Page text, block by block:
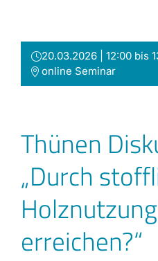
springen
20.03.2026 | 12:00 bis
online Seminar
Thünen
„Durch
erreichen?“